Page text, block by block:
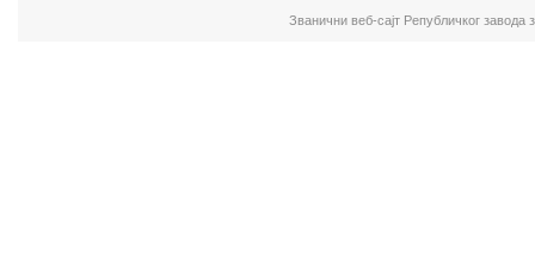
Званични веб-сајт Републичког